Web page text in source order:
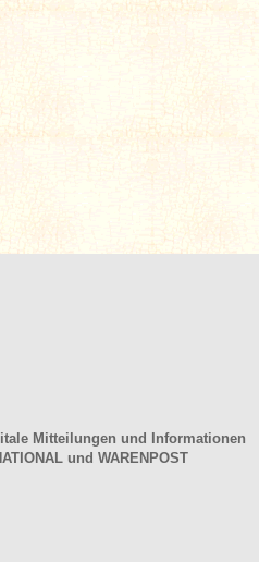
Mitteilungen und Informationen
und WARENPOST